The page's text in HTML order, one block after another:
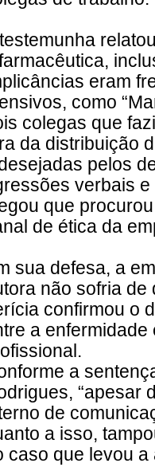
eram
como
colegas que
da distribuição
pelos
verbais
que
de ética da
sua defesa, a
não sofria de
confirmou o
a
a
“apesar
de
a isso,
caso que levou a